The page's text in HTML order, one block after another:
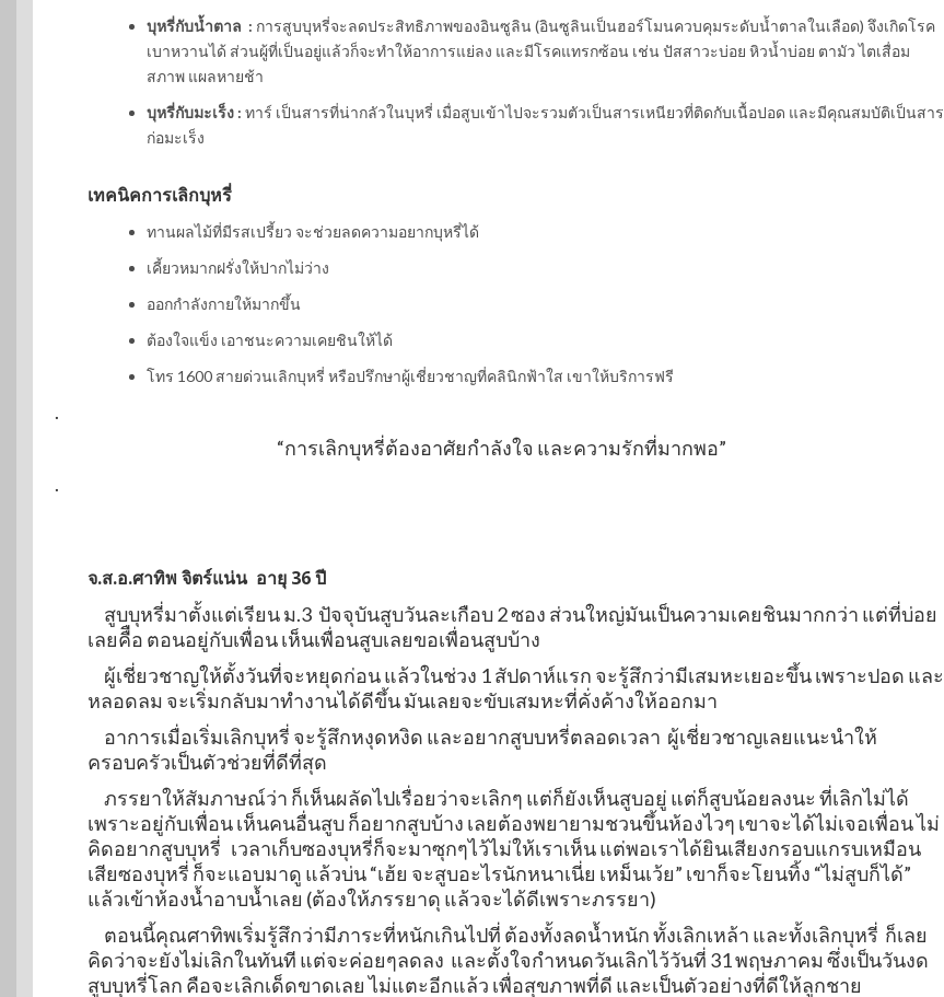
บุหรี่กับน้ำตาล : การสูบบุหรี่จะลดประสิทธิภาพของอินซูลิน (อินซูลินเป็นฮอร์โมนควบคุมระดับน้ำตาลในเลือด) จึงเกิดโรค
เบาหวานได้ ส่วนผู้ที่เป็นอยู่แล้วก็จะทำให้อาการแย่ลง และมีโรคแทรกซ้อน เช่น ปัสสาวะบ่อย หิวน้ำบ่อย ตามัว ไตเสื่อม
สภาพ แผลหายช้า
บุหรี่กับมะเร็ง : ทาร์ เป็นสารที่น่ากลัวในบุหรี่ เมื่อสูบเข้าไปจะรวมตัวเป็นสารเหนียวที่ติดกับเนื้อปอด และมีคุณสมบัติเป็นสาร
ก่อมะเร็ง
เทคนิคการเลิกบุหรี่
ทานผลไม้ที่มีรสเปรี้ยว จะช่วยลดความอยากบุหรี่ได้
เคี้ยวหมากฝรั่งให้ปากไม่ว่าง
ออกกำลังกายให้มากขึ้น
ต้องใจแข็ง เอาชนะความเคยชินให้ได้
โทร 1600 สายด่วนเลิกบุหรี่ หรือปรึกษาผู้เชี่ยวชาญที่คลินิกฟ้าใส เขาให้บริการฟรี
.
“การเลิกบุหรี่ต้องอาศัยกำลังใจ และความรักที่มากพอ”
.
จ.ส.อ.ศาทิพ จิตร์แน่น อายุ 36 ปี
สูบบุหรี่มาตั้งแต่เรียน ม.3 ปัจจุบันสูบวันละเกือบ 2 ซอง ส่วนใหญ่มันเป็นความเคยชินมากกว่า แต่ที่บ่อย
เลยคืือ ตอนอยู่กับเพื่อน เห็นเพื่อนสูบเลยขอเพื่อนสูบบ้าง
ผู้เชี่ยวชาญให้ตั้งวันที่จะหยุดก่อน แล้วในช่วง 1 สัปดาห์แรก จะรู้สึกว่ามีเสมหะเยอะขึ้น เพราะปอด และ
หลอดลม จะเริ่มกลับมาทำงานได้ดีขึ้น มันเลยจะขับเสมหะที่คั่งค้างให้ออกมา
อาการเมื่อเริ่มเลิกบุหรี่ จะรู้สึกหงุดหงิด และอยากสูบบหรี่ตลอดเวลา ผู้เชี่ยวชาญเลยแนะนำให้
ครอบครัวเป็นตัวช่วยที่ดีที่สุด
ภรรยาให้สัมภาษณ์ว่า ก็เห็นผลัดไปเรื่อยว่าจะเลิกๆ แต่ก็ยังเห็นสูบอยู่ แต่ก็สูบน้อยลงนะ ที่เลิกไม่ได้
เพราะอยู่กับเพื่อน เห็นคนอื่นสูบ ก็อยากสูบบ้าง เลยต้องพยายามชวนขึ้นห้องไวๆ เขาจะได้ไม่เจอเพื่อน ไม่
คิดอยากสูบบุหรี่ เวลาเก็บซองบุหรี่ก็จะมาซุกๆไว้ไม่ให้เราเห็น แต่พอเราได้ยินเสียงกรอบแกรบเหมือน
เสียซองบุหรี่ ก็จะแอบมาดู แล้วบ่น “เฮ้ย จะสูบอะไรนักหนาเนี่ย เหม็นเว้ย” เขาก็จะโยนทิ้ง “ไม่สูบก็ได้”
แล้วเข้าห้องน้ำอาบน้ำเลย (ต้องให้ภรรยาดุ แล้วจะได้ดีเพราะภรรยา)
ตอนนี้คุณศาทิพเริ่มรู้สึกว่ามีภาระที่หนักเกินไปที่ ต้องทั้งลดน้ำหนัก ทั้งเลิกเหล้า และทั้งเลิกบุหรี่ ก็เลย
คิดว่าจะยังไม่เลิกในทันที แต่จะค่อยๆลดลง และตั้งใจกำหนดวันเลิกไว้วันที่ 31 พฤษภาคม ซึ่งเป็นวันงด
สูบบุหรี่โลก คือจะเลิกเด็ดขาดเลย ไม่แตะอีกแล้ว เพื่อสุขภาพที่ดี และเป็นตัวอย่างที่ดีให้ลูกชาย